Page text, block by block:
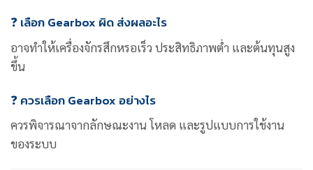
❓ เลือก Gearbox ผิด ส่งผลอะไร
อาจทำให้เครื่องจักรสึกหรอเร็ว ประสิทธิภาพต่ำ และต้นทุนสูง
ขึ้น
❓ ควรเลือก Gearbox อย่างไร
ควรพิจารณาจากลักษณะงาน โหลด และรูปแบบการใช้งาน
ของระบบ